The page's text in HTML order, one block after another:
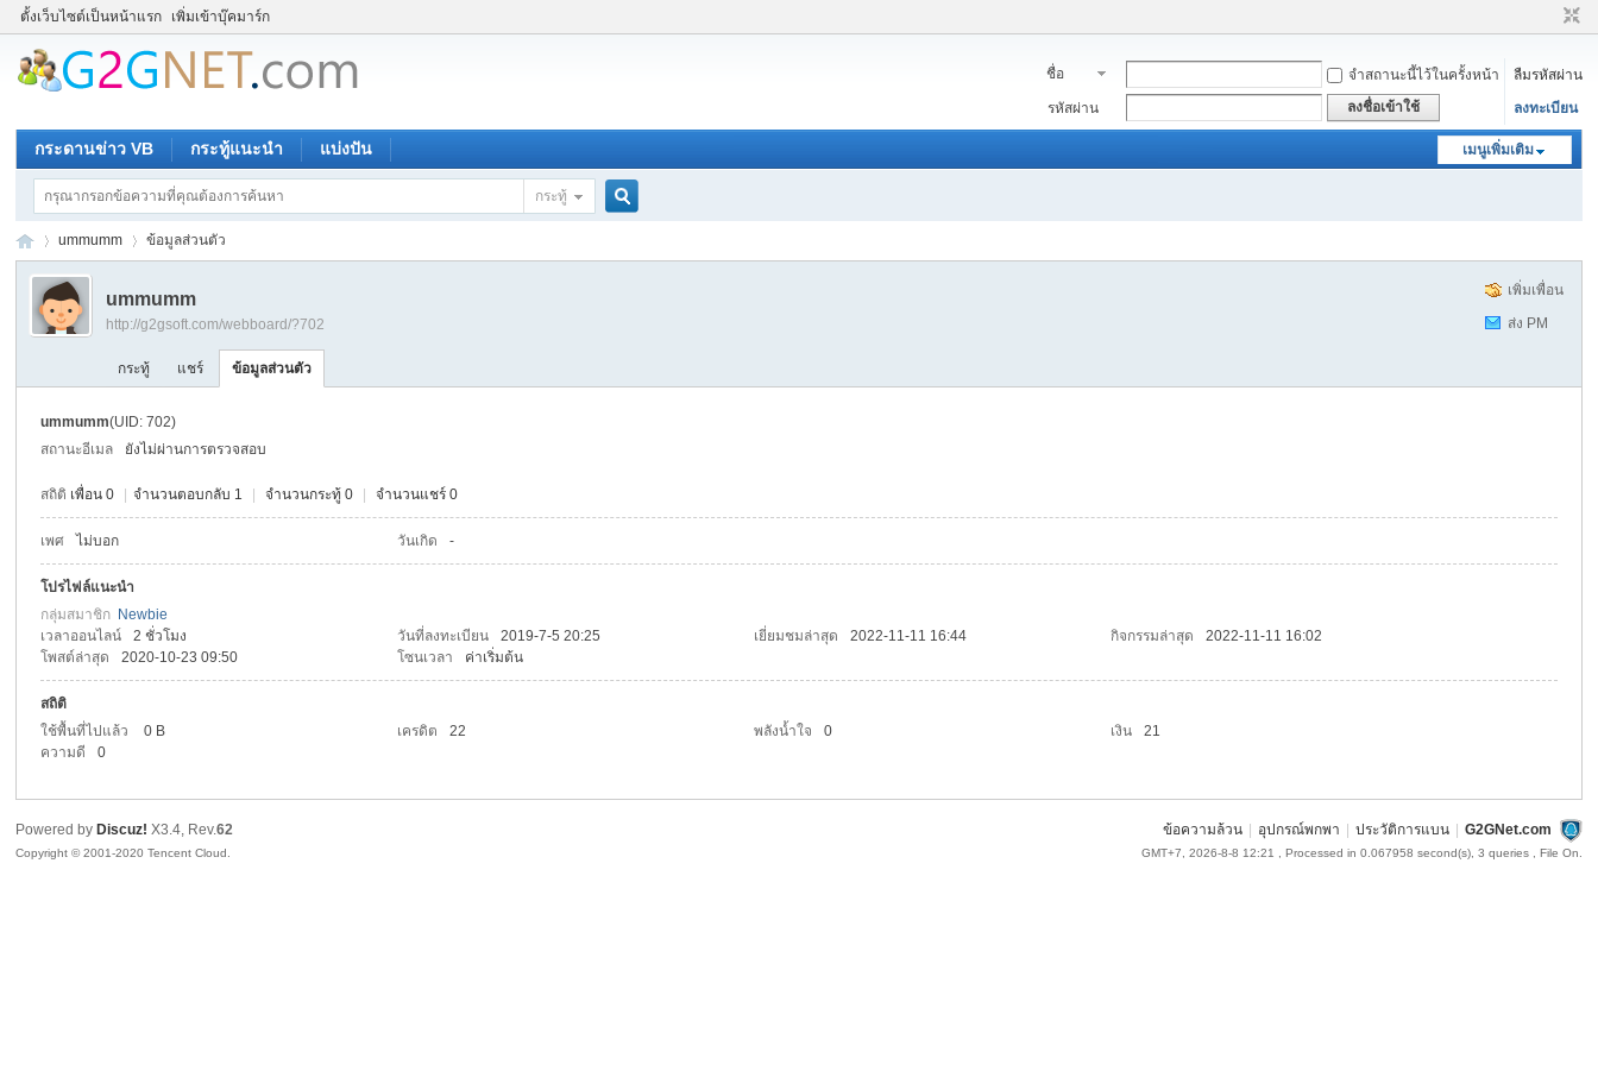
ตั้งเว็บไซต์เป็นหน้าแรก เพิ่มเข้าบุ๊คมาร์ก
ชื่อ
สมาชิก
จำสถานะนี้ไว้ในครั้งหน้า
ลืมรหัสผ่าน
รหัสผ่าน
ลงชื่อเข้าใช้ ลงทะเบียน
เมนูเพิ่มเติม
กระดานข่าว VB กระทู้แนะนำ แบ่งปัน
กระทู้
ชุม›
ummumm ข้อมูลส่วนตัว
เพิ่มเพื่อน
ส่ง PM
ummumm
http://g2gsoft.com/webboard/?702
กระทู้ แชร์ ข้อมูลส่วนตัว
ummumm(UID: 702)
สถานะอีเมล
ยังไม่ผ่านการตรวจสอบ
สถิติ เพื่อน 0 จำนวนตอบกลับ 1 จำนวนกระทู้ 0 จำนวนแชร์ 0
เพศ ไม่บอก วันเกิด -
โปรไฟล์แนะนำ
กลุ่มสมาชิก Newbie
เวลาออนไลน์
2 ชั่วโมง วันที่ลงทะเบียน 2019-7-5 20:25 เยี่ยมชมล่าสุด 2022-11-11 16:44 กิจกรรมล่าสุด
2022-11-11 16:02
โพสต์ล่าสุด
2020-10-23 09:50 โซนเวลา ค่าเริ่มต้น
สถิติ
ใช้พื้นที่ไปแล้ว
0 B เครดิต 22 พลังน้ำใจ 0 เงิน
21
ความดี
0
ข้อความล้วน อุปกรณ์พกพา ประวัติการแบน G2GNet.com
GMT+7, 2026-8-8 12:21 , Processed in 0.067958 second(s), 3 queries , File On.
Powered by Discuz! X3.4, Rev.62
Copyright © 2001-2020 Tencent Cloud.